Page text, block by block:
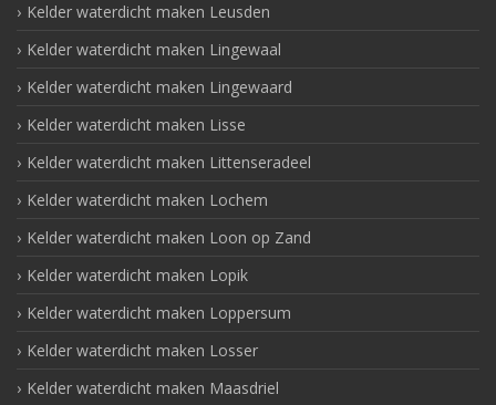
Kelder waterdicht maken Leusden
Kelder waterdicht maken Lingewaal
Kelder waterdicht maken Lingewaard
Kelder waterdicht maken Lisse
Kelder waterdicht maken Littenseradeel
Kelder waterdicht maken Lochem
Kelder waterdicht maken Loon op Zand
Kelder waterdicht maken Lopik
Kelder waterdicht maken Loppersum
Kelder waterdicht maken Losser
Kelder waterdicht maken Maasdriel